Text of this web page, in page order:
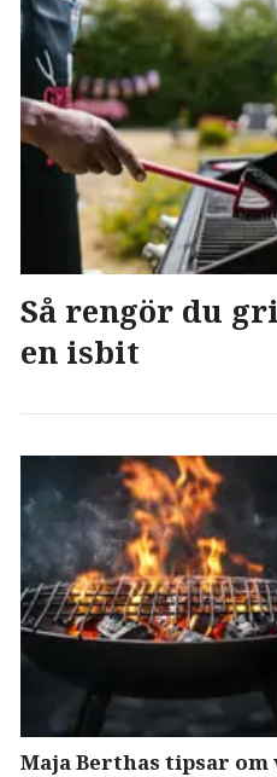
Så rengör du
en isbit
Maja Berthas tipsar